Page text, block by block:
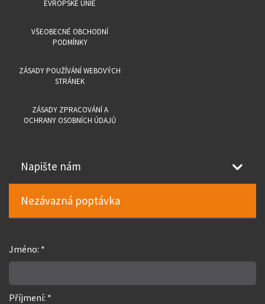
EVROPSKÉ UNIE
VŠEOBECNÉ OBCHODNÍ
PODMÍNKY
ZÁSADY POUŽÍVÁNÍ WEBOVÝCH
STRÁNEK
ZÁSADY ZPRACOVÁNÍ A
OCHRANY OSOBNÍCH ÚDAJŮ
Napište nám
Nezávazná poptávka
Jméno: *
Příjmení: *